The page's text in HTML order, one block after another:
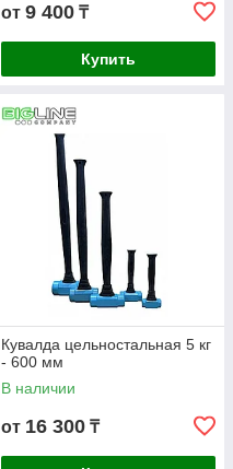
от 9 400 ₸
Купить
Кувалда цельностальная 5 кг
- 600 мм
В наличии
от 16 300 ₸